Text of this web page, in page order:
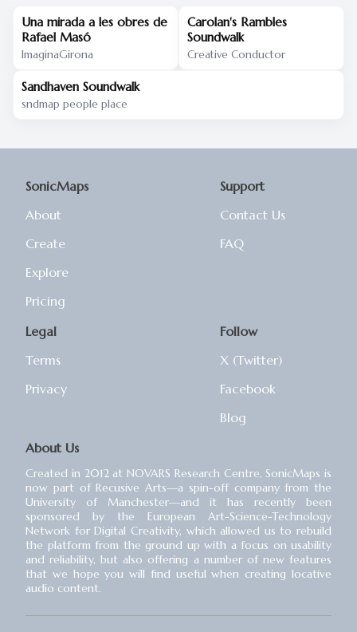
Una mirada a les obres de
Rafael Masó
ImaginaGirona
Carolan's Rambles
Soundwalk
Creative Conductor
Sandhaven Soundwalk
sndmap people place
SonicMaps
About
Create
Explore
Pricing
Support
Contact Us
FAQ
Legal
Terms
Privacy
Follow
X (Twitter)
Facebook
Blog
About Us
Created in 2012 at NOVARS Research Centre, SonicMaps is
now part of Recusive Arts⁠—a spin-off company from the
University of Manchester⁠—and it has recently been
sponsored by the European Art-Science-Technology
Network for Digital Creativity, which allowed us to rebuild
the platform from the ground up with a focus on usability
and reliability, but also offering a number of new features
that we hope you will find useful when creating locative
audio content.